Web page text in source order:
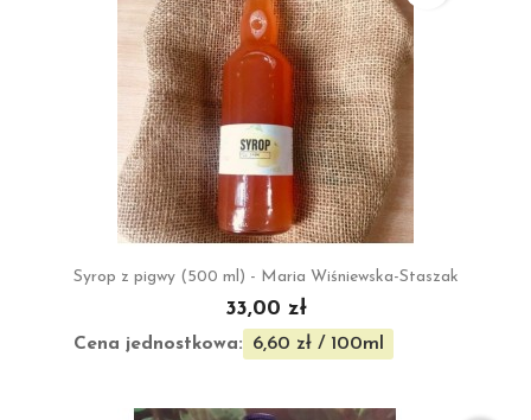
Syrop z pigwy (500 ml) - Maria Wiśniewska-Staszak
33,00 zł
Cena jednostkowa: 6,60 zł / 100ml